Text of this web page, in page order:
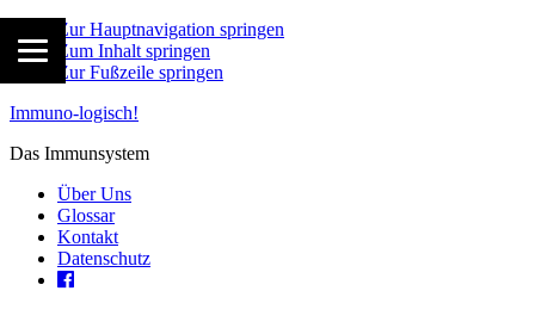
Zur Hauptnavigation springen
Zum Inhalt springen
Zur Fußzeile springen
Immuno-logisch!
Das Immunsystem
Über Uns
Glossar
Kontakt
Datenschutz